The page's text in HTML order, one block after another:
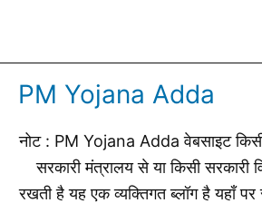
PM Yojana Adda
नोट : PM Yojana Adda वेबसाइट
सरकारी मंत्रालय से या किसी सरकारी
रखती है यह एक व्यक्तिगत ब्लॉग है यहाँ